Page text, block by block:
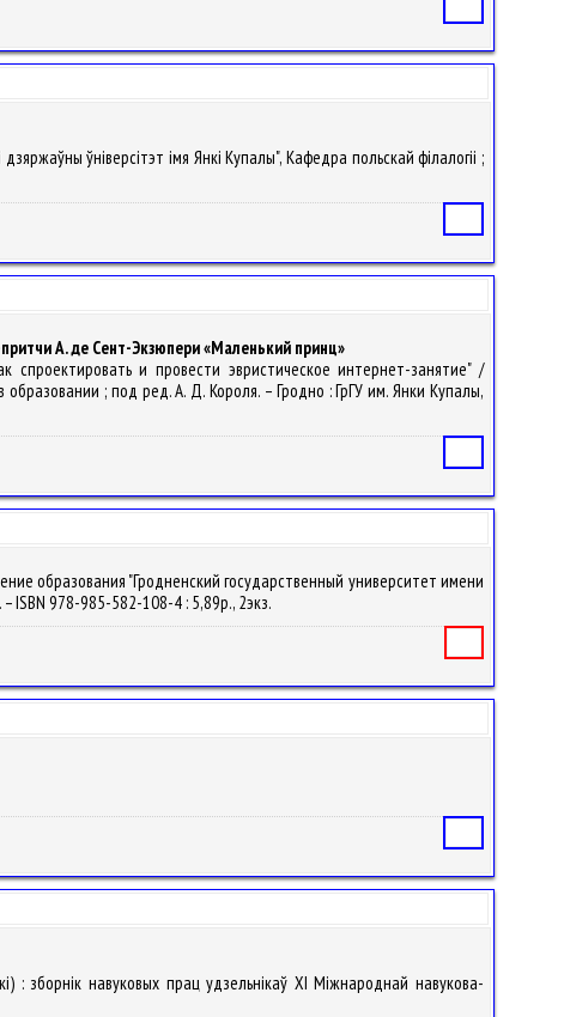
ўніверсітэт імя Янкі Купалы", Кафедра польскай філалогіі ;
А. де Сент-Экзюпери «Маленький принц»
и провести эвристическое интернет-занятие" /
; под ред. А. Д. Короля. – Гродно : ГрГУ им. Янки Купалы,
образования "Гродненский государственный университет имени
ISBN 978-985-582-108-4 : 5,89р., 2экз.
зборнік навуковых прац удзельнікаў XI Міжнароднай навукова-